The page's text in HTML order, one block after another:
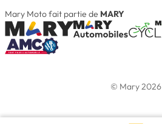
Mary Moto fait partie de MARY
© Mary 2026